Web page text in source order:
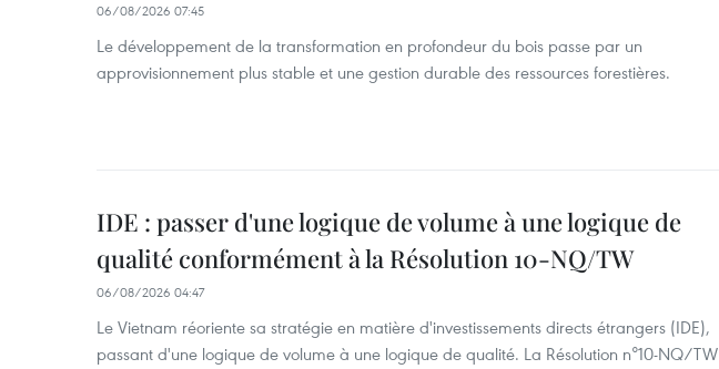
06/08/2026 07:45
Le développement de la transformation en profondeur du bois passe par un
approvisionnement plus stable et une gestion durable des ressources forestières.
IDE : passer d'une logique de volume à une logique de
qualité conformément à la Résolution 10-NQ/TW
06/08/2026 04:47
Le Vietnam réoriente sa stratégie en matière d'investissements directs étrangers (IDE),
passant d'une logique de volume à une logique de qualité. La Résolution n°10-NQ/TW